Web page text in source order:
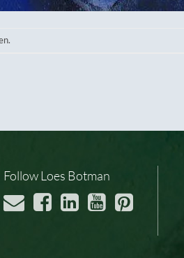
Follow Loes Botman